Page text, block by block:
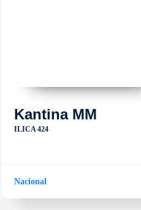
Kantina MM
ILICA 424
Nacional